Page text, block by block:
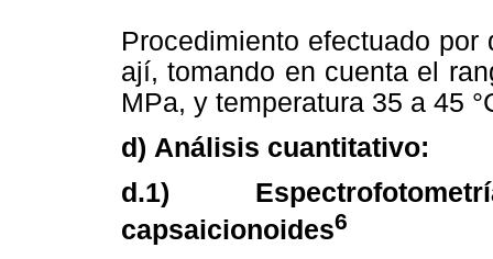
Procedimiento efectuado
ají, tomando en cuenta el
MPa, y temperatura 35 a 45
d) Análisis cuantitativo:
d.1)
capsaicionoides6